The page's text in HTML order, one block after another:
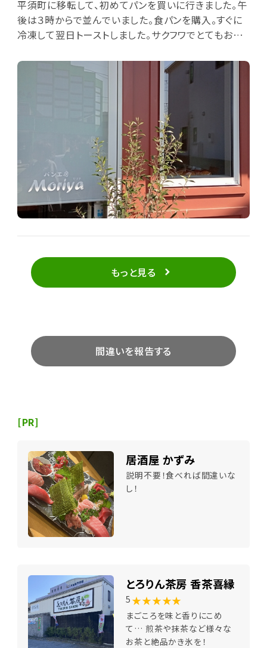
平須町に移転して、初めてパンを買いに行きました。午
後は３時からで並んでいました。食パンを購入。すぐに
冷凍して翌日トーストしました。サクフワでとてもおい
もっと見る
間違いを報告する
[PR]
居酒屋 かずみ
説明不要！食べれば間違いな
し！
とろりん茶房 香茶喜縁
5 ★★★★★
まごころを味と香りにこめ
て… 煎茶や抹茶など様々な
お茶と絶品かき氷を！